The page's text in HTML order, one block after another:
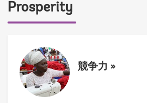
Prosperity
競争力 »